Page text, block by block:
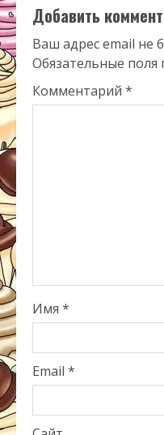
Добавить
Ваш адрес email не
Обязательные
Комментарий *
Имя *
Email *